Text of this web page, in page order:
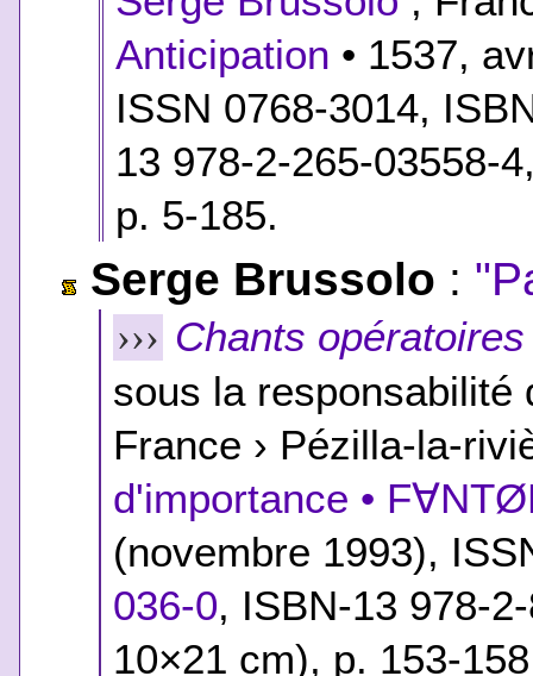
Anticipation • 1537,
ISSN 0768-3014,
13 978-2-265-03558-4
p. 5-185.
Serge Brussolo :
››› Chants opératoires
sous la
France › Pézilla-la-
d'importance •
(novembre 1993),
036-0, ISBN-13 978-
10×21 cm), p. 153-